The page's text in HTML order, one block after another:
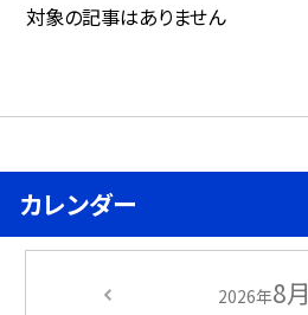
対象の記事はありません
カレンダー
2026年8月